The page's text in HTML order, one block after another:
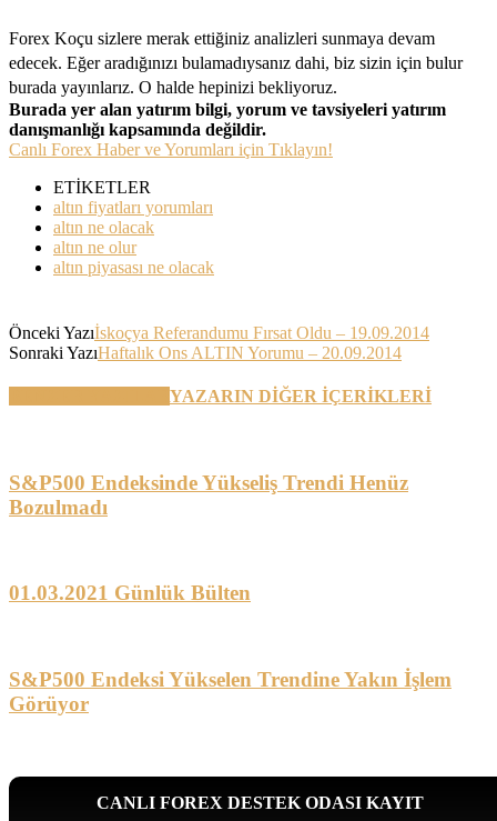
Forex Koçu sizlere merak ettiğiniz analizleri sunmaya devam
edecek. Eğer aradığınızı bulamadıysanız dahi, biz sizin için bulur
burada yayınlarız. O halde hepinizi bekliyoruz.
Burada yer alan yatırım bilgi, yorum ve tavsiyeleri yatırım
danışmanlığı kapsamında değildir.
Canlı Forex Haber ve Yorumları için Tıklayın!
ETİKETLER
altın fiyatları yorumları
altın ne olacak
altın ne olur
altın piyasası ne olacak
Önceki Yazıİskoçya Referandumu Fırsat Oldu – 19.09.2014
Sonraki YazıHaftalık Ons ALTIN Yorumu – 20.09.2014
YAZARIN DİĞER İÇERİKLERİ
S&P500 Endeksinde Yükseliş Trendi Henüz
Bozulmadı
01.03.2021 Günlük Bülten
S&P500 Endeksi Yükselen Trendine Yakın İşlem
Görüyor
CANLI FOREX DESTEK ODASI KAYIT